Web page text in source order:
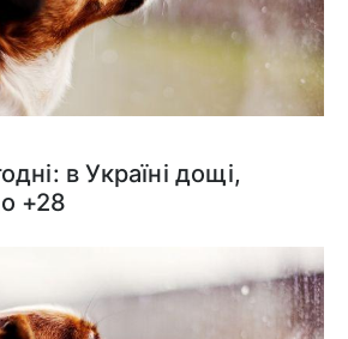
в Україні дощі,
+28